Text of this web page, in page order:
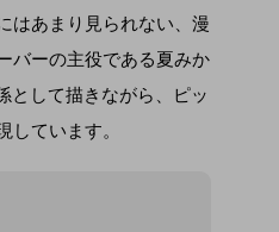
はあまり見られない、漫
バーの主役である夏みか
として描きながら、ピッ
しています。